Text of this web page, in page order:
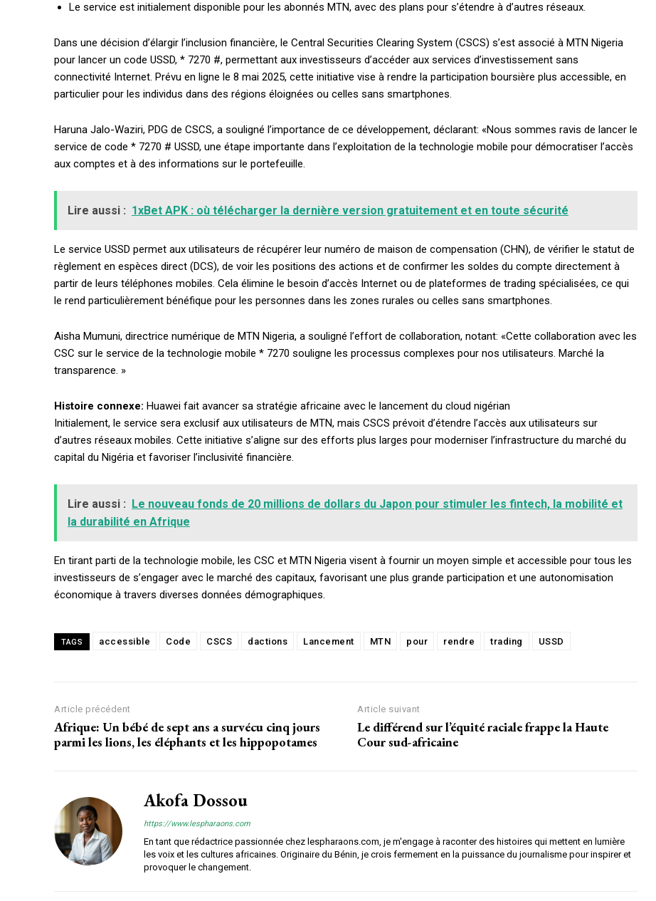
Subscription Plans
Gratuit / forever
Etiam est nibh, lobortis sit
Nullam eu erat condimentum
Donec quis est ac felis
Orci varius natoque dolor
$100 / year
Etiam est nibh, lobortis sit
Donec quis est ac felis
YEARLY PRICING
Lagos Startup Expo 2.0: une célébration de l'innovation, du grain et de la croissance de l'écosystème
Le service est initialement disponible pour les abonnés MTN, avec des plans pour s’étendre à d’autres réseaux.
Dans une décision d’élargir l’inclusion financière, le Central Securities Clearing System (CSCS) s’est associé à MTN Nigeria
pour lancer un code USSD, * 7270 #, permettant aux investisseurs d’accéder aux services d’investissement sans
connectivité Internet. Prévu en ligne le 8 mai 2025, cette initiative vise à rendre la participation boursière plus accessible, en
particulier pour les individus dans des régions éloignées ou celles sans smartphones.
Haruna Jalo-Waziri, PDG de CSCS, a souligné l’importance de ce développement, déclarant: «Nous sommes ravis de lancer le
service de code * 7270 # USSD, une étape importante dans l’exploitation de la technologie mobile pour démocratiser l’accès
aux comptes et à des informations sur le portefeuille.
Lire aussi : 1xBet APK : où télécharger la dernière version gratuitement et en toute sécurité
Le service USSD permet aux utilisateurs de récupérer leur numéro de maison de compensation (CHN), de vérifier le statut de
règlement en espèces direct (DCS), de voir les positions des actions et de confirmer les soldes du compte directement à
partir de leurs téléphones mobiles. Cela élimine le besoin d’accès Internet ou de plateformes de trading spécialisées, ce qui
le rend particulièrement bénéfique pour les personnes dans les zones rurales ou celles sans smartphones.
Aisha Mumuni, directrice numérique de MTN Nigeria, a souligné l’effort de collaboration, notant: «Cette collaboration avec les
CSC sur le service de la technologie mobile * 7270 souligne les processus complexes pour nos utilisateurs. Marché la
transparence. »
Histoire connexe: Huawei fait avancer sa stratégie africaine avec le lancement du cloud nigérian
Initialement, le service sera exclusif aux utilisateurs de MTN, mais CSCS prévoit d’étendre l’accès aux utilisateurs sur
d’autres réseaux mobiles. Cette initiative s’aligne sur des efforts plus larges pour moderniser l’infrastructure du marché du
capital du Nigéria et favoriser l’inclusivité financière.
Lire aussi : Le nouveau fonds de 20 millions de dollars du Japon pour stimuler les fintech, la mobilité et
la durabilité en Afrique
En tirant parti de la technologie mobile, les CSC et MTN Nigeria visent à fournir un moyen simple et accessible pour tous les
investisseurs de s’engager avec le marché des capitaux, favorisant une plus grande participation et une autonomisation
économique à travers diverses données démographiques.
TAGS accessible Code CSCS dactions Lancement MTN pour rendre trading USSD
Article précédent
Afrique: Un bébé de sept ans a survécu cinq jours
parmi les lions, les éléphants et les hippopotames
Article suivant
Le différend sur l’équité raciale frappe la Haute
Cour sud-africaine
Akofa Dossou
https://www.lespharaons.com
En tant que rédactrice passionnée chez lespharaons.com, je m'engage à raconter des histoires qui mettent en lumière
les voix et les cultures africaines. Originaire du Bénin, je crois fermement en la puissance du journalisme pour inspirer et
provoquer le changement.